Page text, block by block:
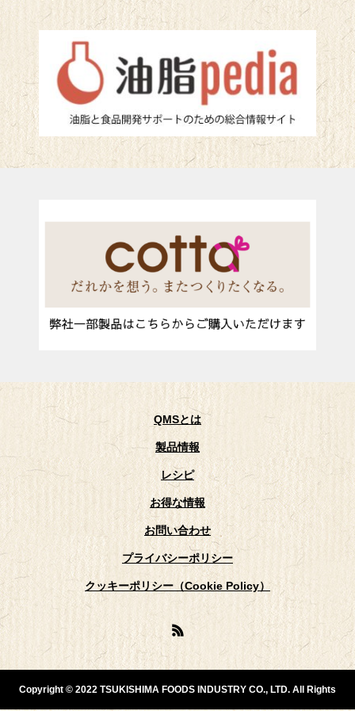
QMSとは
製品情報
レシピ
お得な情報
お問い合わせ
プライバシーポリシー
クッキーポリシー（Cookie Policy）
Copyright © 2022 TSUKISHIMA FOODS INDUSTRY CO., LTD. All Rights